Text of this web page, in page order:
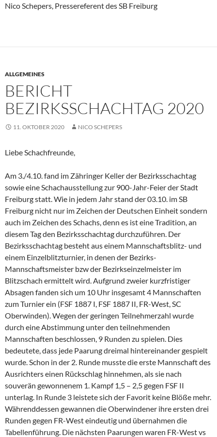
Nico Schepers, Pressereferent des SB Freiburg
ALLGEMEINES
BERICHT
BEZIRKSSCHACHTAG 2020
11. OKTOBER 2020 NICO SCHEPERS
Liebe Schachfreunde,
Am 3./4.10. fand im Zähringer Keller der Bezirksschachtag
sowie eine Schachausstellung zur 900-Jahr-Feier der Stadt
Freiburg statt. Wie in jedem Jahr stand der 03.10. im SB
Freiburg nicht nur im Zeichen der Deutschen Einheit sondern
auch im Zeichen des Schachs, denn es ist eine Tradition, an
diesem Tag den Bezirksschachtag durchzuführen. Der
Bezirksschachtag besteht aus einem Mannschaftsblitz- und
einem Einzelblitzturnier, in denen der Bezirks-
Mannschaftsmeister bzw der Bezirkseinzelmeister im
Blitzschach ermittelt wird. Aufgrund zweier kurzfristiger
Absagen fanden sich um 10 Uhr insgesamt 4 Mannschaften
zum Turnier ein (FSF 1887 I, FSF 1887 II, FR-West, SC
Oberwinden). Wegen der geringen Teilnehmerzahl wurde
durch eine Abstimmung unter den teilnehmenden
Mannschaften beschlossen, 9 Runden zu spielen. Dies
bedeutete, dass jede Paarung dreimal hintereinander gespielt
wurde. Schon in der 2. Runde musste die erste Mannschaft des
Ausrichters einen Rückschlag hinnehmen, als sie nach
souverän gewonnenem 1. Kampf 1,5 – 2,5 gegen FSF II
unterlag. In Runde 3 leistete sich der Favorit keine Blöße mehr.
Währenddessen gewannen die Oberwindener ihre ersten drei
Runden gegen FR-West eindeutig und übernahmen die
Tabellenführung. Die nächsten Paarungen waren FR-West vs